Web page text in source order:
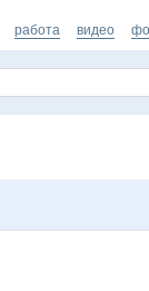
работа видео